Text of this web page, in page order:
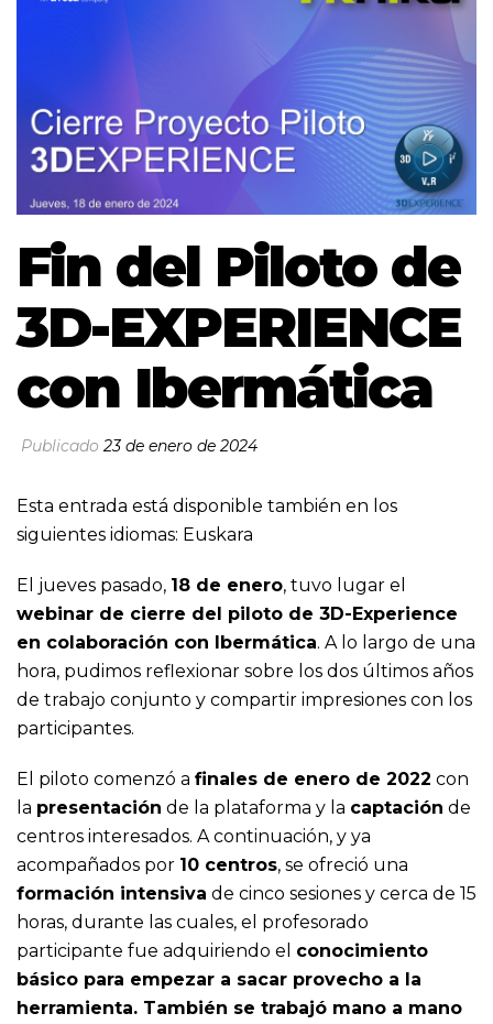
Fin del Piloto de
3D-EXPERIENCE
con Ibermática
Publicado 23 de enero de 2024
Esta entrada está disponible también en los
siguientes idiomas: Euskara
El jueves pasado, 18 de enero, tuvo lugar el
webinar de cierre del piloto de 3D-Experience
en colaboración con Ibermática. A lo largo de una
hora, pudimos reflexionar sobre los dos últimos años
de trabajo conjunto y compartir impresiones con los
participantes.
El piloto comenzó a finales de enero de 2022 con
la presentación de la plataforma y la captación de
centros interesados. A continuación, y ya
acompañados por 10 centros, se ofreció una
formación intensiva de cinco sesiones y cerca de 15
horas, durante las cuales, el profesorado
participante fue adquiriendo el conocimiento
básico para empezar a sacar provecho a la
herramienta. También se trabajó mano a mano